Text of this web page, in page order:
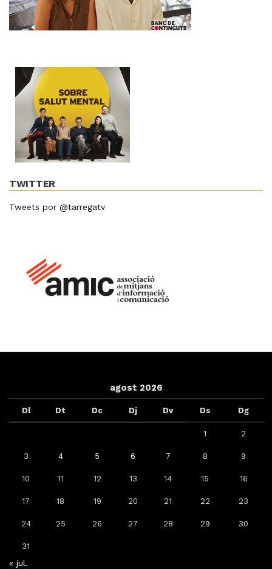
TWITTER
Tweets por @tarregatv
agost 2026
Dl Dt Dc Dj Dv Ds Dg
1 2
3 4 5 6 7 8 9
10 11 12 13 14 15 16
17 18 19 20 21 22 23
24 25 26 27 28 29 30
31
« jul.